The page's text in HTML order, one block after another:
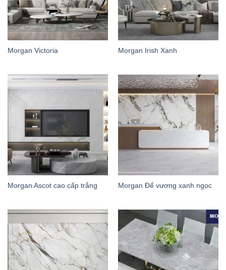
Morgan Victoria Morgan Irish Xanh
Morgan Ascot cao cấp trắng Morgan Đế vương xanh ngọc